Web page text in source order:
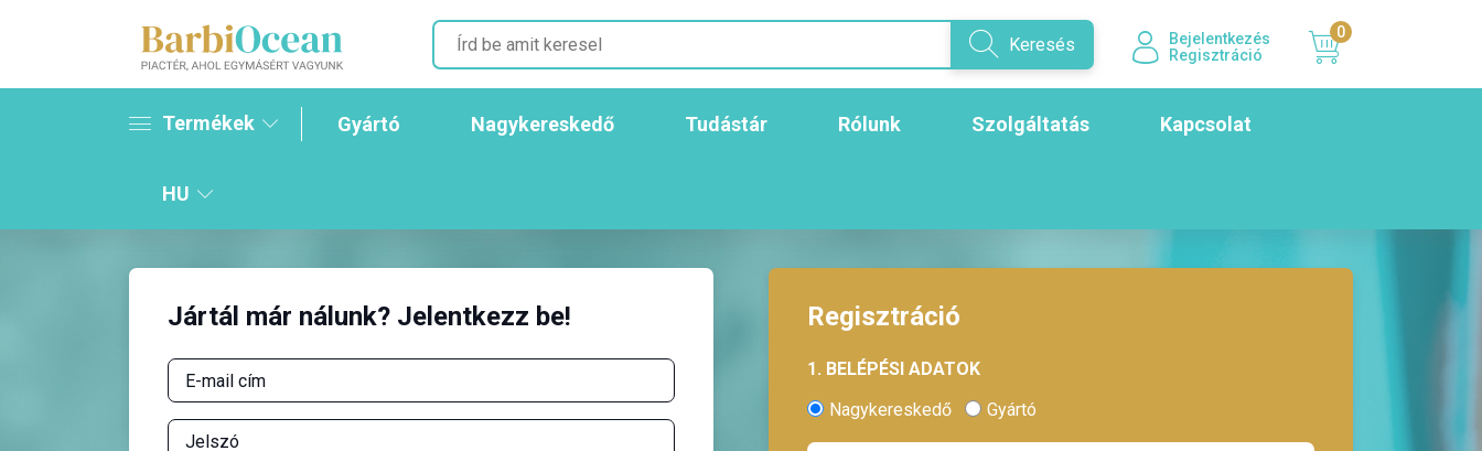
Keresés
Bejelentkezés
Regisztráció
0
Termékek Gyártó Nagykereskedő Tudástár Rólunk Szolgáltatás Kapcsolat
HU
Jártál már nálunk? Jelentkezz be! Regisztráció
1. BELÉPÉSI ADATOK
Nagykereskedő
Gyártó